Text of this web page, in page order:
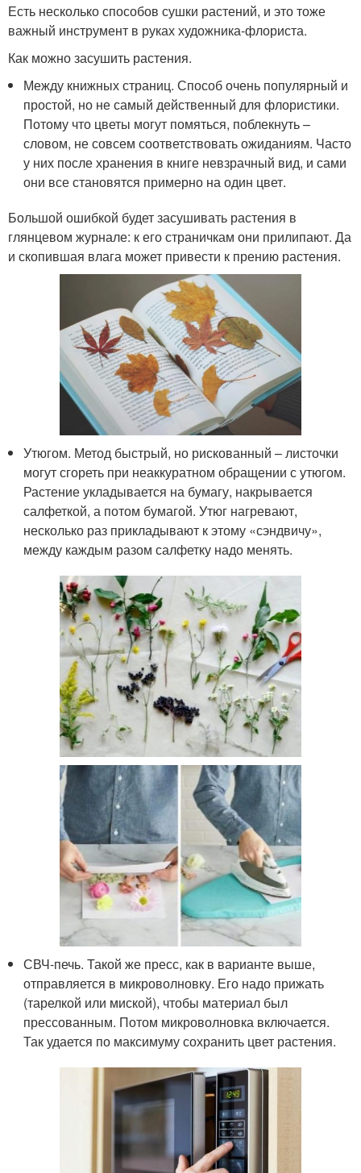
Есть несколько способов сушки растений, и это тоже
важный инструмент в руках художника-флориста.
Как можно засушить растения.
Между книжных страниц. Способ очень популярный и
простой, но не самый действенный для флористики.
Потому что цветы могут помяться, поблекнуть –
словом, не совсем соответствовать ожиданиям. Часто
у них после хранения в книге невзрачный вид, и сами
они все становятся примерно на один цвет.
Большой ошибкой будет засушивать растения в
глянцевом журнале: к его страничкам они прилипают. Да
и скопившая влага может привести к прению растения.
Утюгом. Метод быстрый, но рискованный – листочки
могут сгореть при неаккуратном обращении с утюгом.
Растение укладывается на бумагу, накрывается
салфеткой, а потом бумагой. Утюг нагревают,
несколько раз прикладывают к этому «сэндвичу»,
между каждым разом салфетку надо менять.
СВЧ-печь. Такой же пресс, как в варианте выше,
отправляется в микроволновку. Его надо прижать
(тарелкой или миской), чтобы материал был
прессованным. Потом микроволновка включается.
Так удается по максимуму сохранить цвет растения.